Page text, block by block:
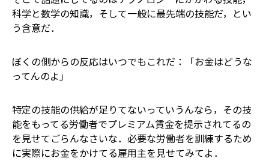
科学と数学の知識，そして一般に最先端の技能だ，とい
う含意だ．
ぼくの側からの反応はいつでもこれだ：「お金はどうな
ってんのよ」
特定の技能の供給が足りてないっていうんなら，その技
能をもってる労働者でプレミアム賃金を提示されてるの
を見せてごらんなさいな．必要な労働者を訓練するため
に実際にお金をかけてる雇用主を見せてみてよ．